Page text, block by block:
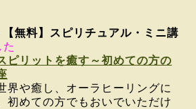
無料】
スピリチュアル・ミニ講
ピリットを癒す～初めての方の
界や癒し、オーラヒーリングに
初めての方でもおいでいただけ